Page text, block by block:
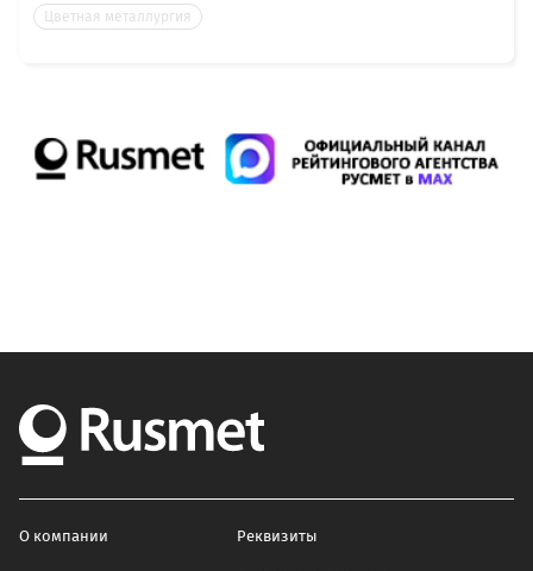
Цветная металлургия
О компании Реквизиты